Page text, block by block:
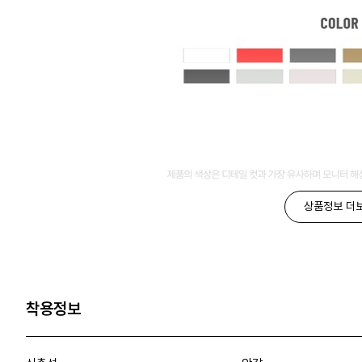
상품정보 더
착용정보